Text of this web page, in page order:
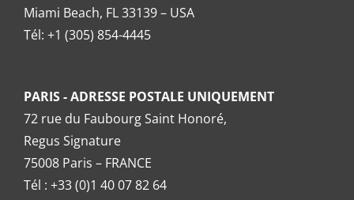
Miami Beach, FL 33139 – USA
Tél: +1 (305) 854-4445
PARIS - ADRESSE POSTALE UNIQUEMENT
72 rue du Faubourg Saint Honoré,
Regus Signature
75008 Paris – FRANCE
Tél : +33 (0)1 40 07 82 64